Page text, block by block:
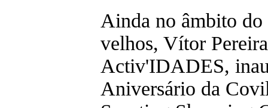
Ainda no âmbito do
velhos, Vítor
Activ'IDADES,
Aniversário da